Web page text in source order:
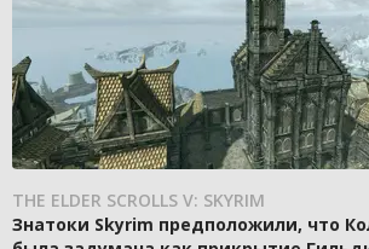
THE ELDER SCROLLS V: SKYRIM
Знатоки Skyrim предположили, что